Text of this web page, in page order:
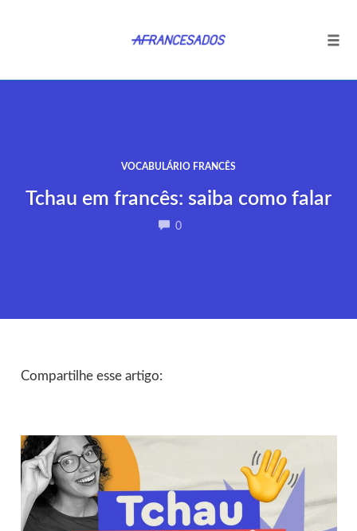
VOCABULÁRIO FRANCÊS
Tchau em francês: saiba como falar
0COMMENTS
Compartilhe esse artigo: